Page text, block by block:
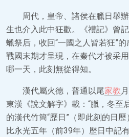
周代，皇帝、諸侯在臘日舉
生也介入此中狂歡。《禮記》曾
蠟祭后，收回“一國之人皆若狂”
戰國末期才呈現，在秦代才被采
哪一天，此刻無從得知。
漢代屬火德，普通以尾家教
東漢《說文解字》載：“臘，冬至
的漢代竹簡“歷日”（即此刻的日
比永光五年（前39年）歷日中記